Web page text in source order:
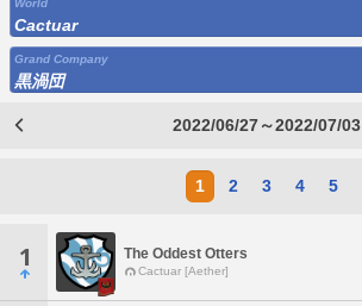
World
Cactuar
Grand Company
黒渦団
2022/06/27～2022/07/03
1 2 3 4 5
1 The Oddest Otters
Cactuar [Aether]